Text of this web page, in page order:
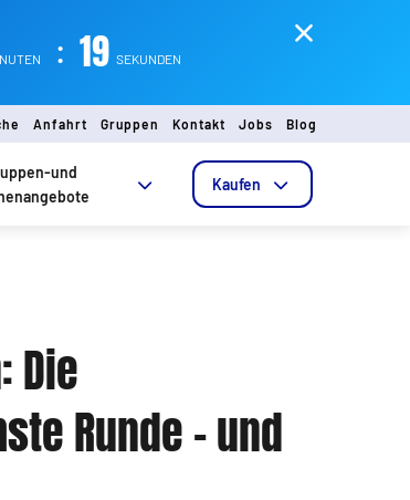
: 18 SEKUNDEN
Anfahrt Gruppen Kontakt Jobs Blog
und
Kaufen
Die
Runde – und